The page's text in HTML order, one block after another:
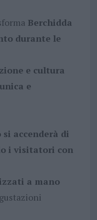
Berchidda
durante le
e cultura
e
accenderà di
i visitatori con
a mano